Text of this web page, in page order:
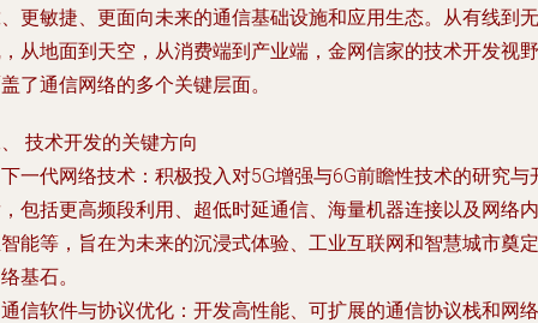
更敏捷、更面向未来的通信基础设施和应用生态。从有线到无
从地面到天空，从消费端到产业端，金网信家的技术开发视野
了通信网络的多个关键层面。
技术开发的关键方向
下一代网络技术 ：积极投入对5G增强与6G前瞻性技术的研究与
包括更高频段利用、超低时延通信、海量机器连接以及网络内
能等，旨在为未来的沉浸式体验、工业互联网和智慧城市奠定
基石。
通信软件与协议优化 ：开发高性能、可扩展的通信协议栈和网络